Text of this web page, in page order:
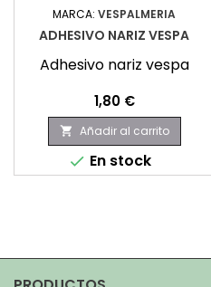
MARCA: VESPALMERIA
ADHESIVO NARIZ VESPA
Adhesivo nariz vespa
Precio
1,80 €
 Añadir al carrito
 En stock